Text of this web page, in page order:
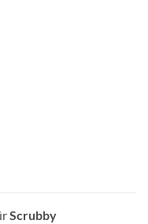
Scrubby